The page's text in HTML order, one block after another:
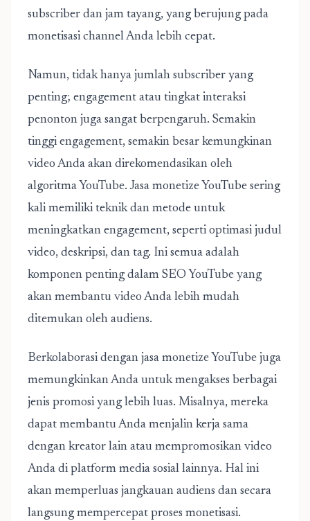
subscriber dan jam tayang, yang berujung pada
monetisasi channel Anda lebih cepat.
Namun, tidak hanya jumlah subscriber yang
penting; engagement atau tingkat interaksi
penonton juga sangat berpengaruh. Semakin
tinggi engagement, semakin besar kemungkinan
video Anda akan direkomendasikan oleh
algoritma YouTube. Jasa monetize YouTube sering
kali memiliki teknik dan metode untuk
meningkatkan engagement, seperti optimasi judul
video, deskripsi, dan tag. Ini semua adalah
komponen penting dalam SEO YouTube yang
akan membantu video Anda lebih mudah
ditemukan oleh audiens.
Berkolaborasi dengan jasa monetize YouTube juga
memungkinkan Anda untuk mengakses berbagai
jenis promosi yang lebih luas. Misalnya, mereka
dapat membantu Anda menjalin kerja sama
dengan kreator lain atau mempromosikan video
Anda di platform media sosial lainnya. Hal ini
akan memperluas jangkauan audiens dan secara
langsung mempercepat proses monetisasi.